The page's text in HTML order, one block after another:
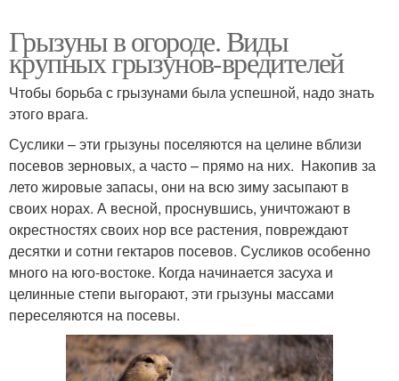
Грызуны в огороде. Виды
крупных грызунов-вредителей
Чтобы борьба с грызунами была успешной, надо знать
этого врага.
Суслики – эти грызуны поселяются на целине вблизи
посевов зерновых, а часто – прямо на них. Накопив за
лето жировые запасы, они на всю зиму засыпают в
своих норах. А весной, проснувшись, уничтожают в
окрестностях своих нор все растения, повреждают
десятки и сотни гектаров посевов. Сусликов особенно
много на юго-востоке. Когда начинается засуха и
целинные степи выгорают, эти грызуны массами
переселяются на посевы.